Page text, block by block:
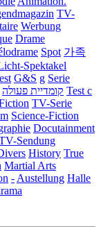
TV-
Werbung
Drame
Spot 가족
Spektakel
G&S g Serie
קומדיית פעולה Test c
TV-Serie
Science-Fiction
Docutainment
Sendung
History True
Martial Arts
- Austellung Halle